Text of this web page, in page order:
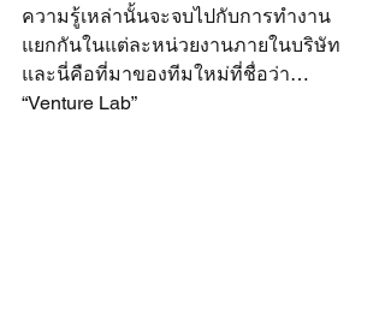
ความรู้เหล่านั้นจะจบไปกับการทำงาน
แยกกันในแต่ละหน่วยงานภายในบริษัท
และนี่คือที่มาของทีมใหม่ที่ชื่อว่า…
“Venture Lab”